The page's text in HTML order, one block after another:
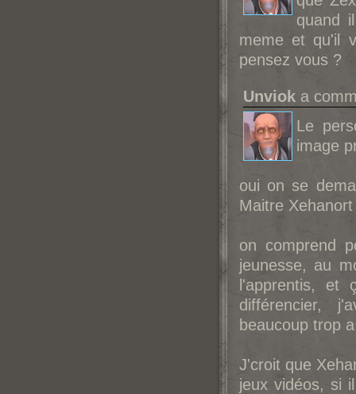
quand
meme et qu'il
pensez vous ?
Unviok a
Le
image
oui on se
Maitre
on comprend
jeunesse, au
l'apprentis, et
différencier,
beaucoup trop
J'croit que
jeux vidéos, si